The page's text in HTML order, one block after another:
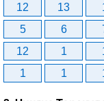
12
13
5
6
12
1
1
1